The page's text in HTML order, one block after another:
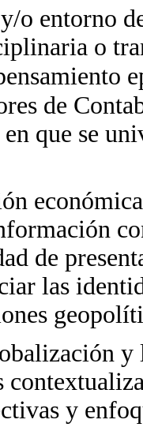
o entorno
o
de
que se
de
las
y
y